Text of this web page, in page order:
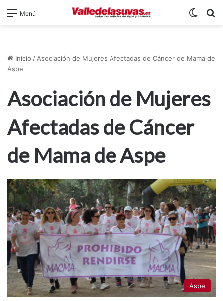
Menú
Inicio / Asociación de Mujeres Afectadas de Cáncer de Mama de
Aspe
Asociación de Mujeres
Afectadas de Cáncer
de Mama de Aspe
Aspe